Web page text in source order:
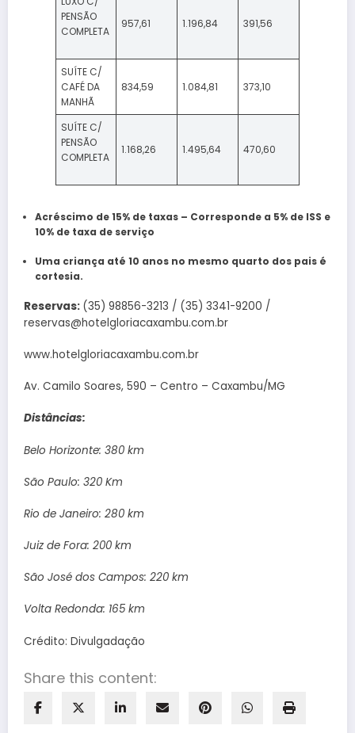
PENSÃO
COMPLETA
957,61 1.196,84 391,56
SUÍTE C/
CAFÉ DA
MANHÃ
834,59 1.084,81 373,10
SUÍTE C/
PENSÃO
COMPLETA
1.168,26 1.495,64 470,60
Acréscimo de 15% de taxas – Corresponde a 5% de ISS e
10% de taxa de serviço
Uma criança até 10 anos no mesmo quarto dos pais é
cortesia.
Reservas: (35) 98856-3213 / (35) 3341-9200 /
reservas@hotelgloriacaxambu.com.br
www.hotelgloriacaxambu.com.br
Av. Camilo Soares, 590 – Centro – Caxambu/MG
Distâncias:
Belo Horizonte: 380 km
São Paulo: 320 Km
Rio de Janeiro: 280 km
Juiz de Fora: 200 km
São José dos Campos: 220 km
Volta Redonda: 165 km
Crédito: Divulgadação
Share this content: